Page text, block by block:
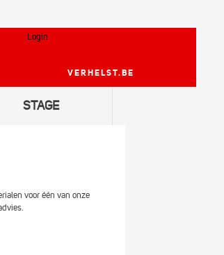
Login
VERHELST.BE
STAGE
Ostas
Meer zoekopties
zoeken
voor één van onze